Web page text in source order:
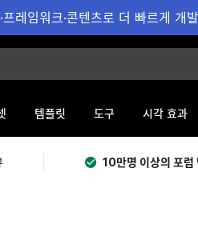
프레임워크·콘텐츠로 더 빠르게
템플릿 도구 시각 효과
10만명 이상의 포럼